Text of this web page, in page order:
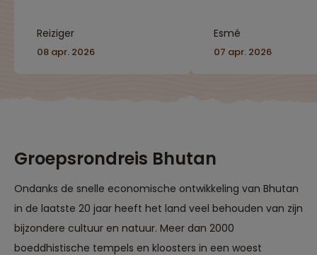
Reiziger
08 apr. 2026
allemaal rijjk
gedecoreerd."
Esmé
07 apr. 2026
Groepsrondreis Bhutan
Ondanks de snelle economische ontwikkeling van Bhutan
in de laatste 20 jaar heeft het land veel behouden van zijn
bijzondere cultuur en natuur. Meer dan 2000
boeddhistische tempels en kloosters in een woest